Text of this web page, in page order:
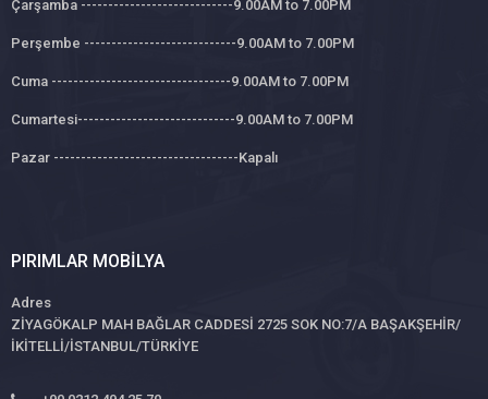
Çarşamba ----------------------------9.00AM to 7.00PM
Perşembe ----------------------------9.00AM to 7.00PM
Cuma ---------------------------------9.00AM to 7.00PM
Cumartesi-----------------------------9.00AM to 7.00PM
Pazar ----------------------------------Kapalı
PIRIMLAR MOBILYA
Adres
ZİYAGÖKALP MAH BAĞLAR CADDESİ 2725 SOK NO:7/A BAŞAKŞEHİR/
İKİTELLİ/İSTANBUL/TÜRKİYE